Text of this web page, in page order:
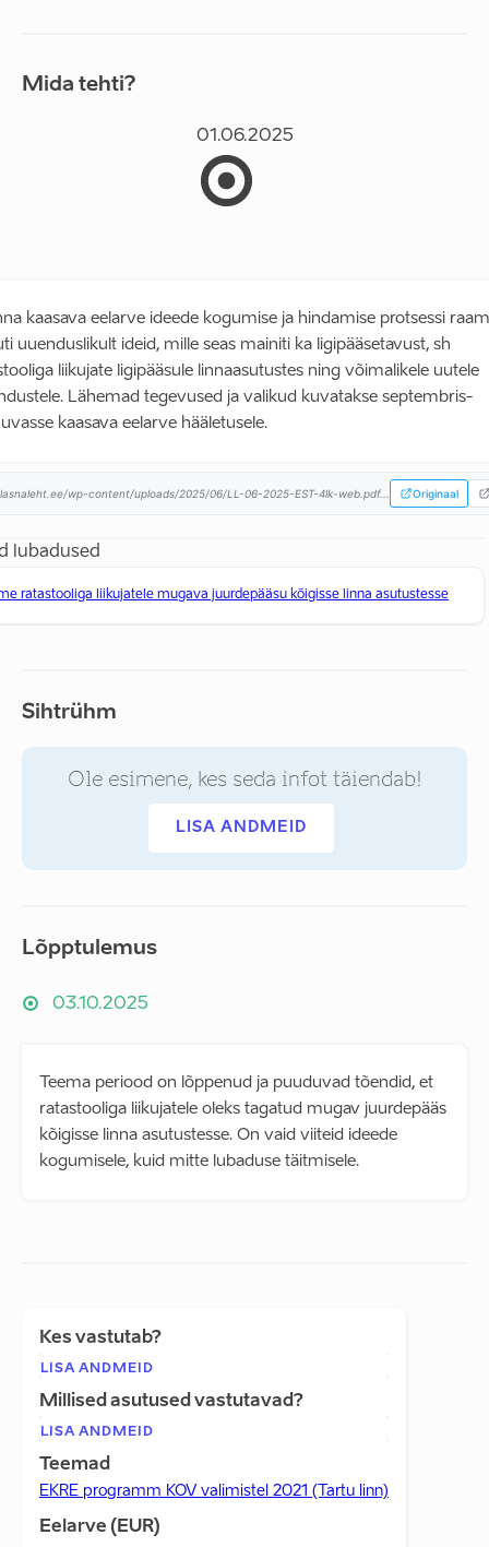
Mida tehti?
01.06.2025
kaasava eelarve ideede kogumise ja hindamise protsessi
uuenduslikult ideid, mille seas mainiti ka ligipääsetavust, sh
liikujate ligipääsule linnaasutustes ning võimalikele uutele
Lähemad tegevused ja valikud kuvatakse septembris-
kaasava eelarve hääletusele.
lasnaleht.ee/wp-content/uploads/2025/06/LL-06-2025-EST-4lk-web.pdf... Originaal
lubadused
ratastooliga liikujatele mugava juurdepääsu kõigisse linna asutustesse
Sihtrühm
Ole esimene, kes seda infot täiendab!
LISA ANDMEID
Lõpptulemus
03.10.2025
Teema periood on lõppenud ja puuduvad tõendid, et
ratastooliga liikujatele oleks tagatud mugav juurdepääs
kõigisse linna asutustesse. On vaid viiteid ideede
kogumisele, kuid mitte lubaduse täitmisele.
Kes vastutab?
LISA ANDMEID
Millised asutused vastutavad?
LISA ANDMEID
Teemad
EKRE programm KOV valimistel 2021 (Tartu linn)
Eelarve (EUR)